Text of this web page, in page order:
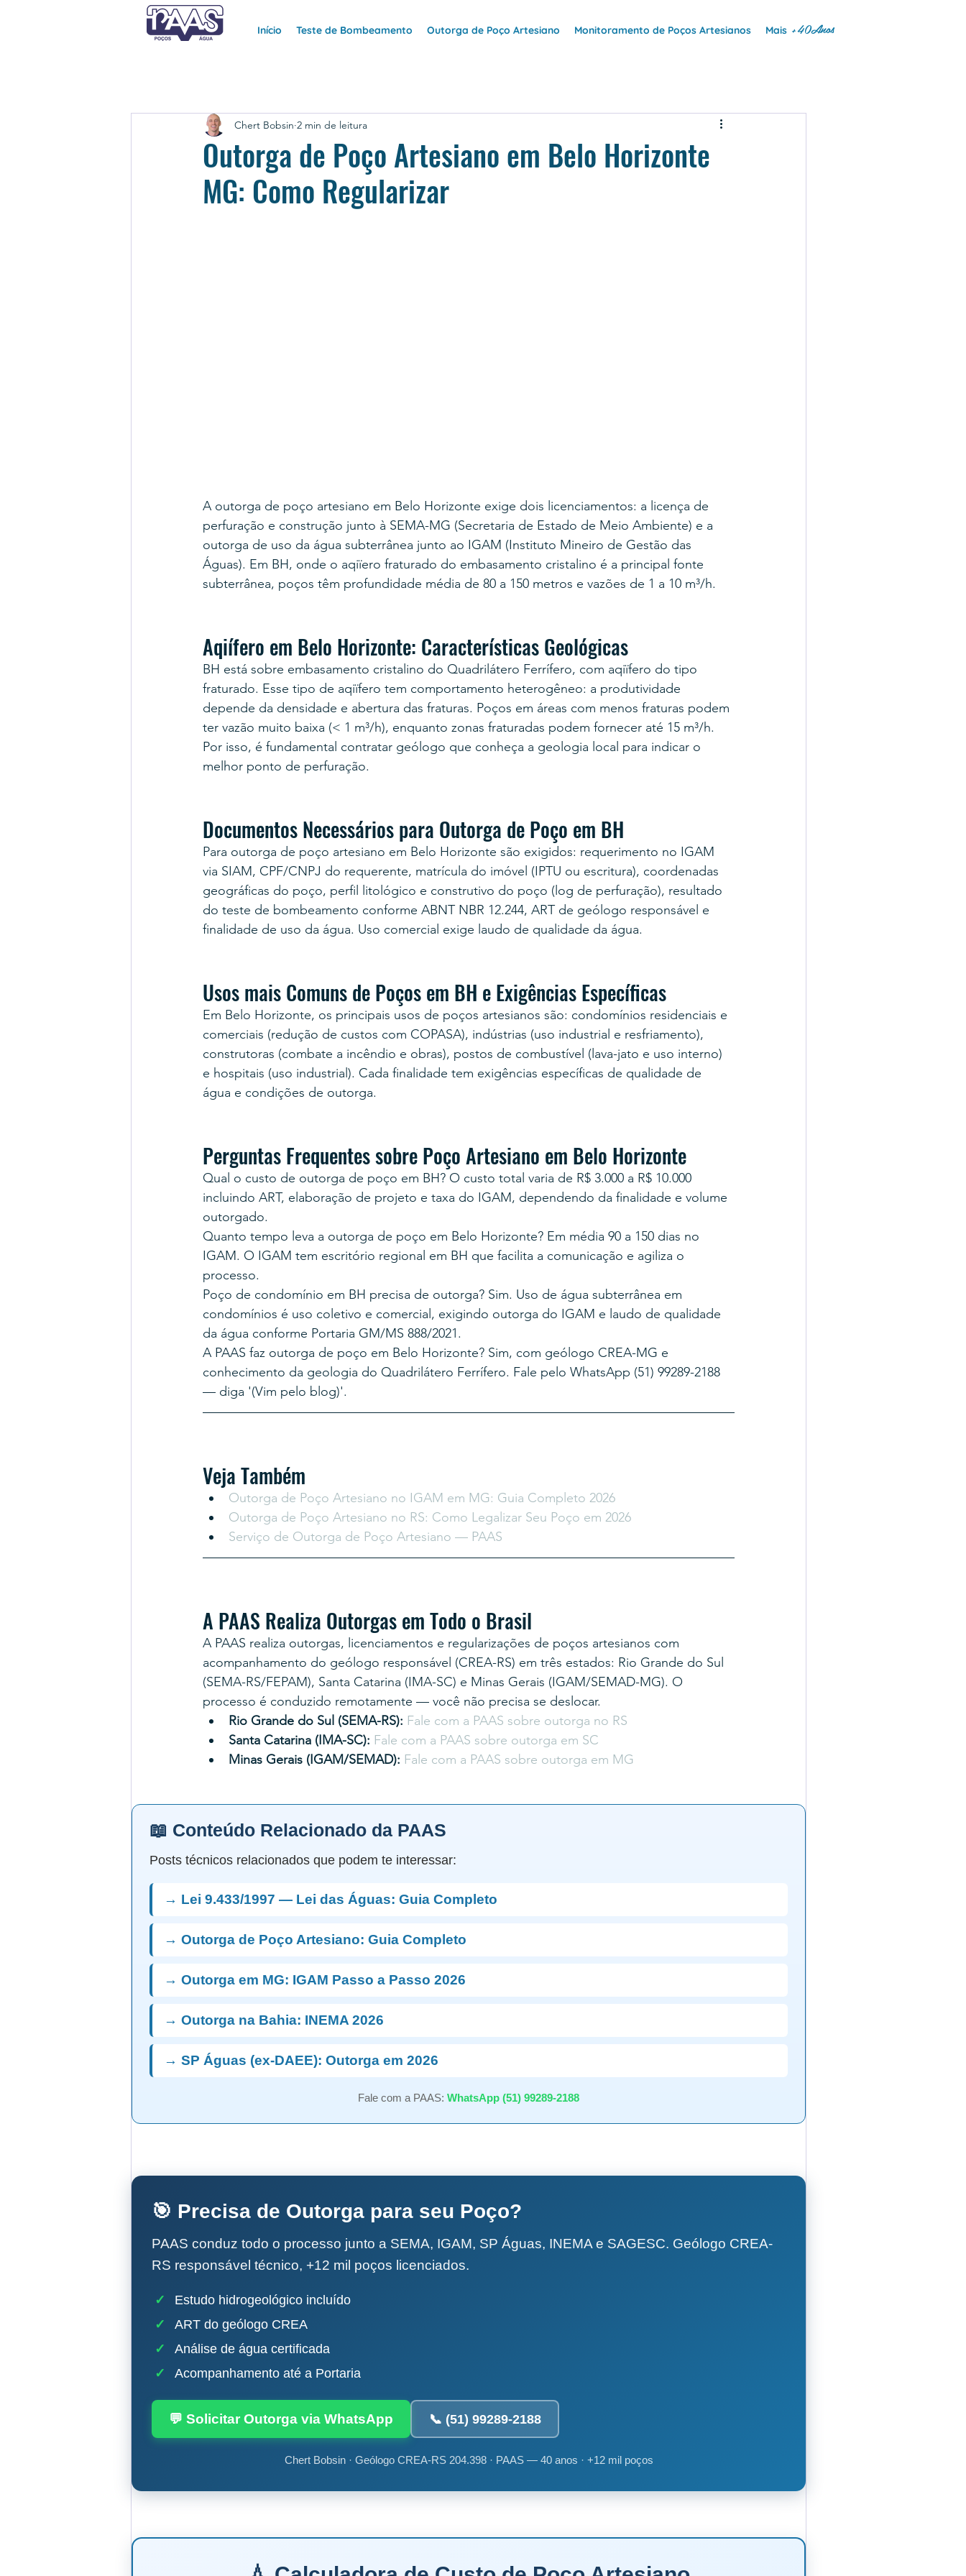
Início Teste de Bombeamento Outorga de Poço Artesiano Monitoramento de Poços Artesianos Mais +40Anos
Outorga de Poço Artesiano em Belo Horizonte
MG: Como Regularizar
Chert Bobsin 2 min de leitura
A outorga de poço artesiano em Belo Horizonte exige dois licenciamentos: a licença de
perfuração e construção junto à SEMA-MG (Secretaria de Estado de Meio Ambiente) e a
outorga de uso da água subterrânea junto ao IGAM (Instituto Mineiro de Gestão das
Águas). Em BH, onde o aqiïero fraturado do embasamento cristalino é a principal fonte
subterrânea, poços têm profundidade média de 80 a 150 metros e vazões de 1 a 10 m³/h.
Aqiífero em Belo Horizonte: Características Geológicas
BH está sobre embasamento cristalino do Quadrilátero Ferrífero, com aqiïfero do tipo
fraturado. Esse tipo de aqiïfero tem comportamento heterogêneo: a produtividade
depende da densidade e abertura das fraturas. Poços em áreas com menos fraturas podem
ter vazão muito baixa (< 1 m³/h), enquanto zonas fraturadas podem fornecer até 15 m³/h.
Por isso, é fundamental contratar geólogo que conheça a geologia local para indicar o
melhor ponto de perfuração.
Documentos Necessários para Outorga de Poço em BH
Para outorga de poço artesiano em Belo Horizonte são exigidos: requerimento no IGAM
via SIAM, CPF/CNPJ do requerente, matrícula do imóvel (IPTU ou escritura), coordenadas
geográficas do poço, perfil litológico e construtivo do poço (log de perfuração), resultado
do teste de bombeamento conforme ABNT NBR 12.244, ART de geólogo responsável e
finalidade de uso da água. Uso comercial exige laudo de qualidade da água.
Usos mais Comuns de Poços em BH e Exigências Específicas
Em Belo Horizonte, os principais usos de poços artesianos são: condomínios residenciais e
comerciais (redução de custos com COPASA), indústrias (uso industrial e resfriamento),
construtoras (combate a incêndio e obras), postos de combustível (lava-jato e uso interno)
e hospitais (uso industrial). Cada finalidade tem exigências específicas de qualidade de
água e condições de outorga.
Perguntas Frequentes sobre Poço Artesiano em Belo Horizonte
Qual o custo de outorga de poço em BH? O custo total varia de R$ 3.000 a R$ 10.000
incluindo ART, elaboração de projeto e taxa do IGAM, dependendo da finalidade e volume
outorgado.
Quanto tempo leva a outorga de poço em Belo Horizonte? Em média 90 a 150 dias no
IGAM. O IGAM tem escritório regional em BH que facilita a comunicação e agiliza o
processo.
Poço de condomínio em BH precisa de outorga? Sim. Uso de água subterrânea em
condomínios é uso coletivo e comercial, exigindo outorga do IGAM e laudo de qualidade
da água conforme Portaria GM/MS 888/2021.
A PAAS faz outorga de poço em Belo Horizonte? Sim, com geólogo CREA-MG e
conhecimento da geologia do Quadrilátero Ferrífero. Fale pelo WhatsApp (51) 99289-2188
— diga '(Vim pelo blog)'.
Veja Também
Outorga de Poço Artesiano no IGAM em MG: Guia Completo 2026
Outorga de Poço Artesiano no RS: Como Legalizar Seu Poço em 2026
Serviço de Outorga de Poço Artesiano — PAAS
A PAAS Realiza Outorgas em Todo o Brasil
A PAAS realiza outorgas, licenciamentos e regularizações de poços artesianos com
acompanhamento do geólogo responsável (CREA-RS) em três estados: Rio Grande do Sul
(SEMA-RS/FEPAM), Santa Catarina (IMA-SC) e Minas Gerais (IGAM/SEMAD-MG). O
processo é conduzido remotamente — você não precisa se deslocar.
Rio Grande do Sul (SEMA-RS): Fale com a PAAS sobre outorga no RS
Santa Catarina (IMA-SC): Fale com a PAAS sobre outorga em SC
Minas Gerais (IGAM/SEMAD): Fale com a PAAS sobre outorga em MG
📖 Conteúdo Relacionado da PAAS
Posts técnicos relacionados que podem te interessar:
→ Lei 9.433/1997 — Lei das Águas: Guia Completo
→ Outorga de Poço Artesiano: Guia Completo
→ Outorga em MG: IGAM Passo a Passo 2026
→ Outorga na Bahia: INEMA 2026
→ SP Águas (ex-DAEE): Outorga em 2026
Fale com a PAAS: WhatsApp (51) 99289-2188
🎯 Precisa de Outorga para seu Poço?
PAAS conduz todo o processo junto a SEMA, IGAM, SP Águas, INEMA e SAGESC. Geólogo CREA-
RS responsável técnico, +12 mil poços licenciados.
✓
Estudo hidrogeológico incluído
✓
ART do geólogo CREA
✓
Análise de água certificada
✓
Acompanhamento até a Portaria
💬 Solicitar Outorga via WhatsApp 📞 (51) 99289-2188
Chert Bobsin · Geólogo CREA-RS 204.398 · PAAS — 40 anos · +12 mil poços